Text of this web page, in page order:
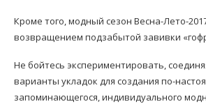
Кроме того, модный сезон Весна-Лето-
возвращением подзабытой завивки
Не бойтесь экспериментировать,
варианты укладок для создания по-
запоминающегося, индивидуального